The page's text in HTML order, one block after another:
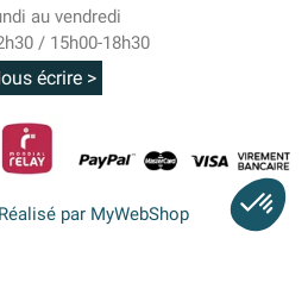
au vendredi
/ 15h00-18h30
écrire >
par MyWebShop